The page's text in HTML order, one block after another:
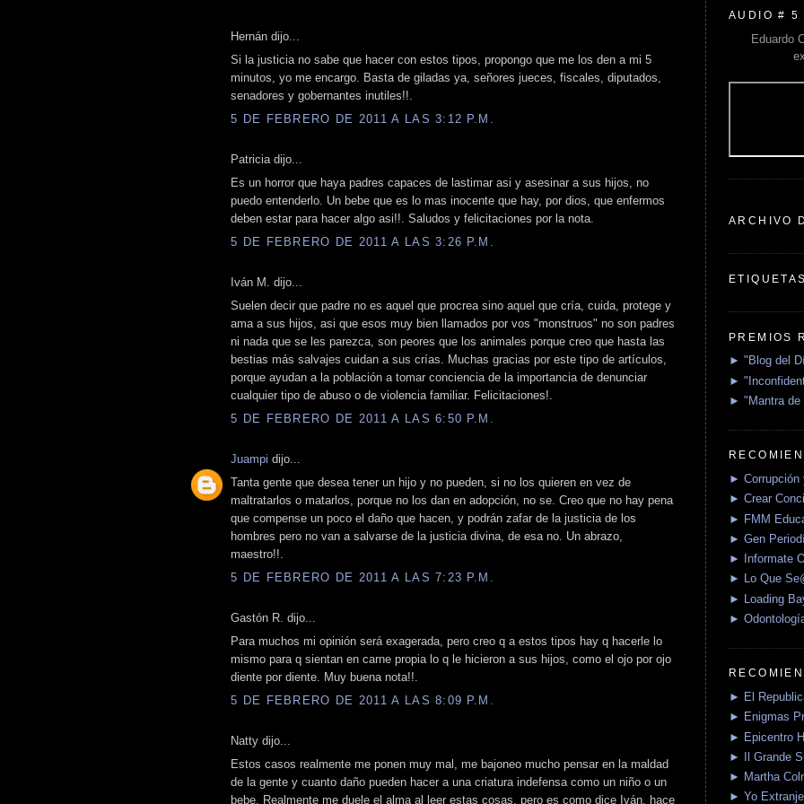
Hernán dijo...
Si la justicia no sabe que hacer con estos tipos, propongo que me los den a mi 5
minutos, yo me encargo. Basta de giladas ya, señores jueces, fiscales, diputados,
senadores y gobernantes inutiles!!.
5 DE FEBRERO DE 2011 A LAS 3:12 P.M.
Patricia dijo...
Es un horror que haya padres capaces de lastimar asi y asesinar a sus hijos, no
puedo entenderlo. Un bebe que es lo mas inocente que hay, por dios, que enfermos
deben estar para hacer algo asi!!. Saludos y felicitaciones por la nota.
5 DE FEBRERO DE 2011 A LAS 3:26 P.M.
Iván M. dijo...
Suelen decir que padre no es aquel que procrea sino aquel que cría, cuida, protege y
ama a sus hijos, asi que esos muy bien llamados por vos "monstruos" no son padres
ni nada que se les parezca, son peores que los animales porque creo que hasta las
bestias más salvajes cuidan a sus crías. Muchas gracias por este tipo de artículos,
porque ayudan a la población a tomar conciencia de la importancia de denunciar
cualquier tipo de abuso o de violencia familiar. Felicitaciones!.
5 DE FEBRERO DE 2011 A LAS 6:50 P.M.
Juampi dijo...
Tanta gente que desea tener un hijo y no pueden, si no los quieren en vez de
maltratarlos o matarlos, porque no los dan en adopción, no se. Creo que no hay pena
que compense un poco el daño que hacen, y podrán zafar de la justicia de los
hombres pero no van a salvarse de la justicia divina, de esa no. Un abrazo,
maestro!!.
5 DE FEBRERO DE 2011 A LAS 7:23 P.M.
Gastón R. dijo...
Para muchos mi opinión será exagerada, pero creo q a estos tipos hay q hacerle lo
mismo para q sientan en carne propia lo q le hicieron a sus hijos, como el ojo por ojo
diente por diente. Muy buena nota!!.
5 DE FEBRERO DE 2011 A LAS 8:09 P.M.
Natty dijo...
Estos casos realmente me ponen muy mal, me bajoneo mucho pensar en la maldad
de la gente y cuanto daño pueden hacer a una criatura indefensa como un niño o un
bebe. Realmente me duele el alma al leer estas cosas, pero es como dice Iván, hace
AUDIO # 5
Eduardo
ARCHIVO
PREMIOS
► "Blog del
►
► "Mantra de
► Corrupción
► Crear
► FMM
► Gen
► Informate
► Lo Que
► Loading
►
► El
► Enigmas
► Epicentro
► Il Grande
► Martha
► Yo